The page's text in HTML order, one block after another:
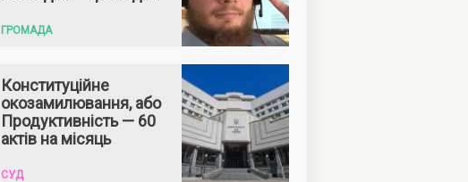
ГРОМАДА
Конституційне
окозамилювання, або
Продуктивність — 60
актів на місяць
СУД